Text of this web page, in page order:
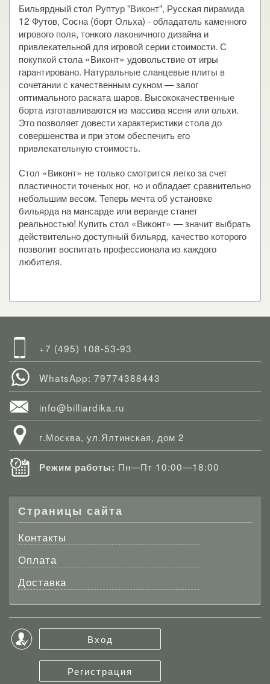
Бильярдный стол Руптур "Виконт", Русская пирамида
12 Футов, Сосна (борт Ольха) - обладатель каменного
игрового поля, тонкого лаконичного дизайна и
привлекательной для игровой серии стоимости. С
покупкой стола «Виконт» удовольствие от игры
гарантировано. Натуральные сланцевые плиты в
сочетании с качественным сукном — залог
оптимального раската шаров. Высококачественные
борта изготавливаются из массива ясеня или ольхи.
Это позволяет довести характеристики стола до
совершенства и при этом обеспечить его
привлекательную стоимость.
Стол «Виконт» не только смотрится легко за счет
пластичности точеных ног, но и обладает сравнительно
небольшим весом. Теперь мечта об установке
бильярда на мансарде или веранде станет
реальностью! Купить стол «Виконт» — значит выбрать
действительно доступный бильярд, качество которого
позволит воспитать профессионала из каждого
любителя.
+7 (495) 108-53-93
WhatsApp: 79774388443
info@billiardika.ru
г.Москва, ул.Ялтинская, дом 2
Режим работы: Пн—Пт 10:00—18:00
Страницы сайта
Контакты
Оплата
Доставка
Вход
Регистрация